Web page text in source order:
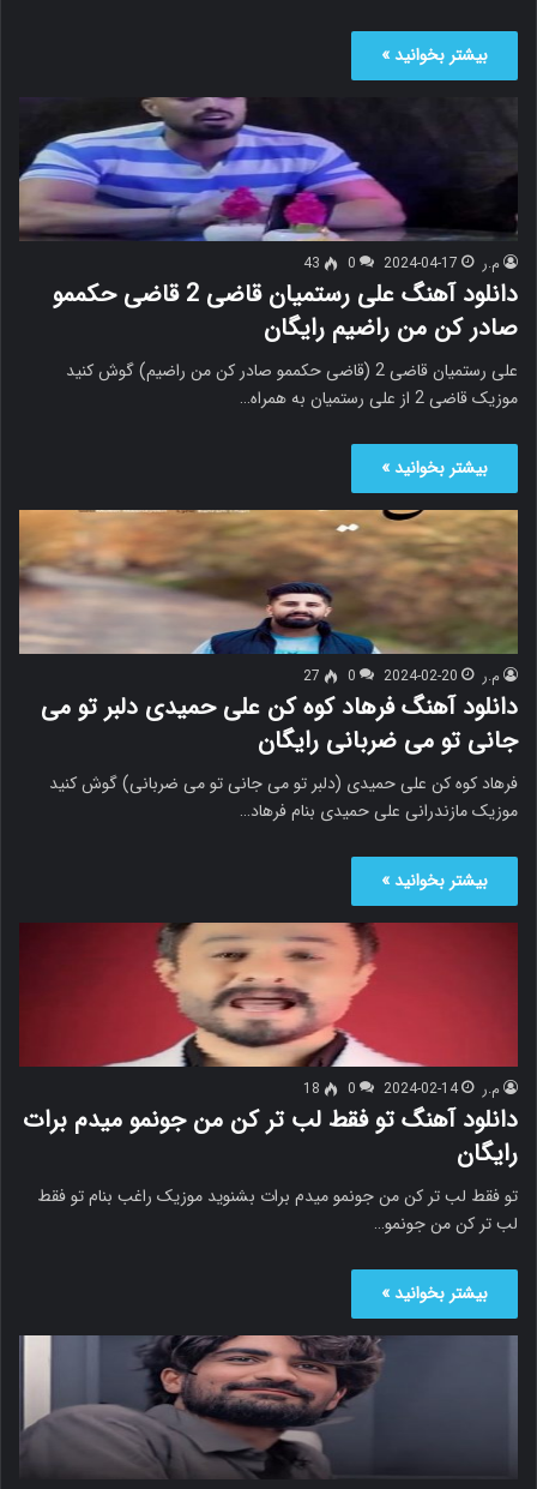
بیشتر بخوانید »
م.ر 2024-04-17
0
43
دانلود آهنگ علی رستمیان قاضی 2 قاضی حکممو
صادر کن من راضیم رایگان
علی رستمیان قاضی 2 (قاضی حکممو صادر کن من راضیم) گوش کنید
موزیک قاضی 2 از علی رستمیان به همراه…
بیشتر بخوانید »
م.ر 2024-02-20
0
27
دانلود آهنگ فرهاد کوه کن علی حمیدی دلبر تو می
جانی تو می ضربانی رایگان
فرهاد کوه کن علی حمیدی (دلبر تو می جانی تو می ضربانی) گوش کنید
موزیک مازندرانی علی حمیدی بنام فرهاد…
بیشتر بخوانید »
م.ر 2024-02-14
0
18
دانلود آهنگ تو فقط لب تر کن من جونمو میدم برات
رایگان
تو فقط لب تر کن من جونمو میدم برات بشنوید موزیک راغب بنام تو فقط
لب تر کن من جونمو…
بیشتر بخوانید »